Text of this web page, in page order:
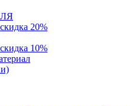
20%
10%